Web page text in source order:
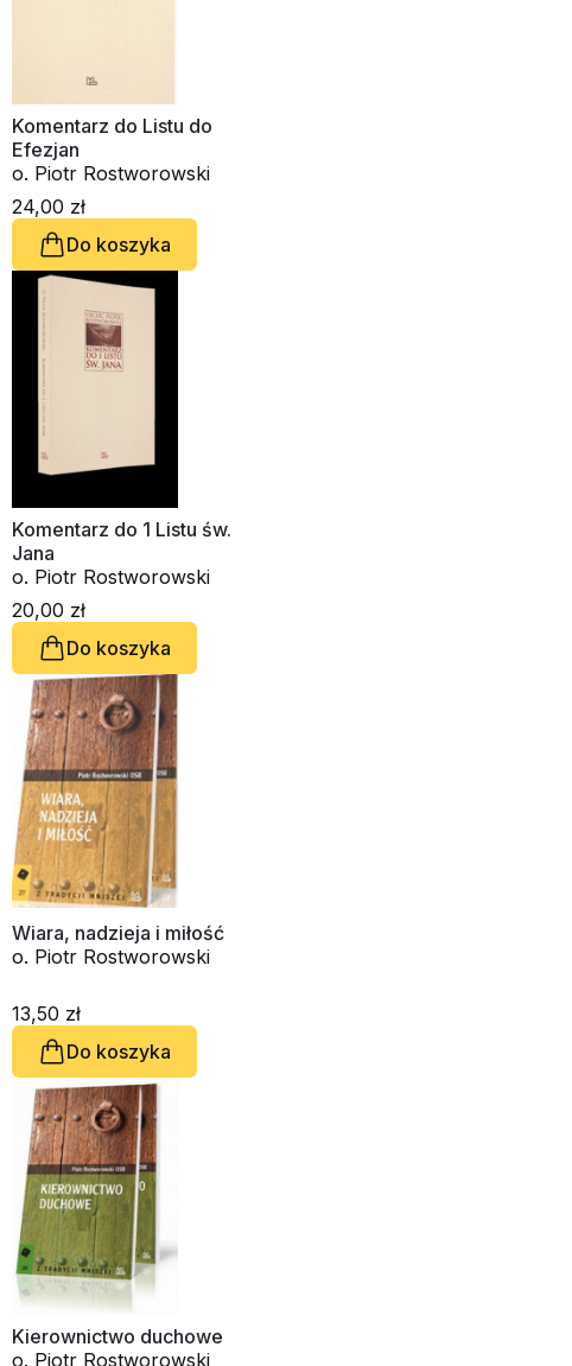
Komentarz do Listu do
Efezjan
o. Piotr Rostworowski
24,00 zł
Do koszyka
Komentarz do 1 Listu św.
Jana
o. Piotr Rostworowski
20,00 zł
Do koszyka
Wiara, nadzieja i miłość
o. Piotr Rostworowski
13,50 zł
Do koszyka
Kierownictwo duchowe
o. Piotr Rostworowski